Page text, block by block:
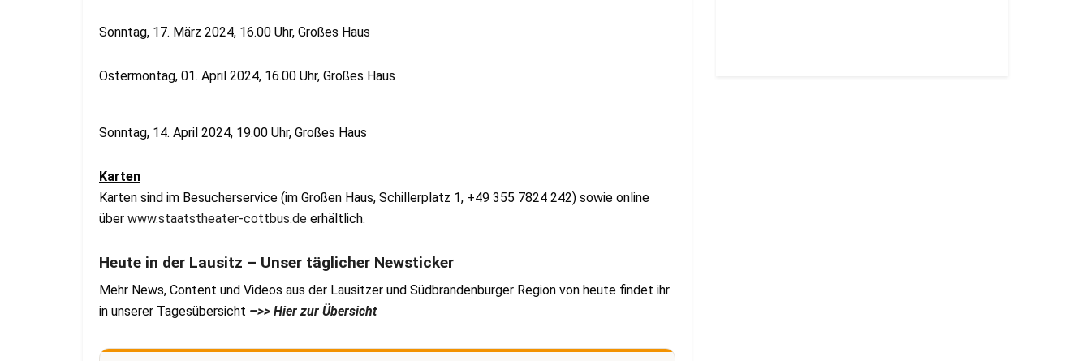
Sonntag, 17. März 2024, 16.00 Uhr, Großes Haus
Ostermontag, 01. April 2024, 16.00 Uhr, Großes Haus
Sonntag, 14. April 2024, 19.00 Uhr, Großes Haus
Karten
Karten sind im Besucherservice (im Großen Haus, Schillerplatz 1, +49 355 7824 242) sowie online
über www.staatstheater-cottbus.de erhältlich.
Heute in der Lausitz – Unser täglicher Newsticker
Mehr News, Content und Videos aus der Lausitzer und Südbrandenburger Region von heute findet ihr
in unserer Tagesübersicht –>> Hier zur Übersicht